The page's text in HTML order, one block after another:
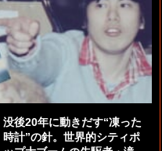
没後20年に動きだす“凍った
時計”の針。世界的シティポ